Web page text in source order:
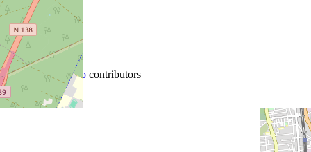
+−
©OpenStreetMap contributors